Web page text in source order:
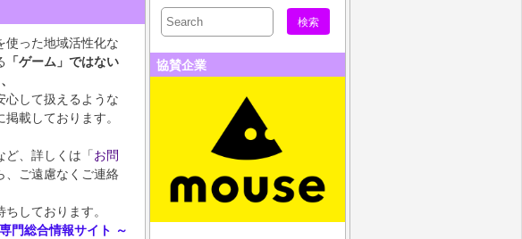
使った地域活性化な
「ゲーム」ではない
、
心して扱えるような
載しております。
ど、詳しくは「お問
、ご遠慮なくご連絡
ちしております。
門総合情報サイト ～
協賛企業